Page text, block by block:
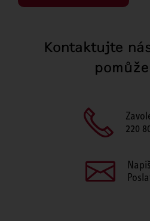
Kontaktujte
220